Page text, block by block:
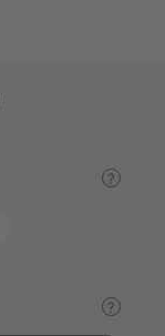
?
?